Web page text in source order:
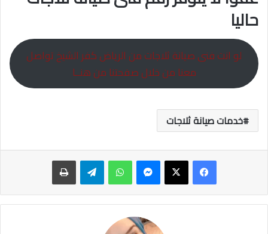
حاليا
لو انت فنى صيانة ثلاجات من الرياض كفر الشيخ تواصل
معنا من خلال صفحتنا من هنــا
خدمات صيانة ثلاجات
ماسنجر واتساب تيلقرام طباعة